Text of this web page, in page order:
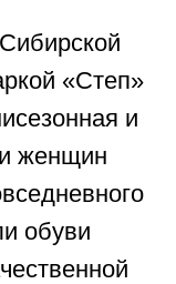
«Степ»
и
женщин
обуви